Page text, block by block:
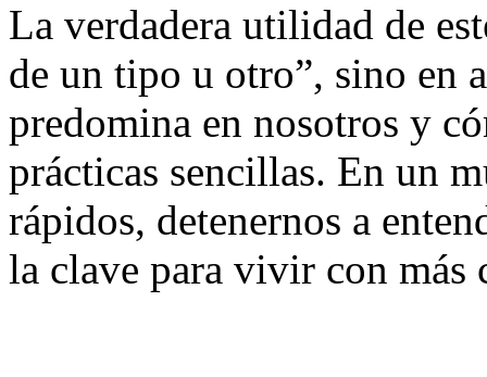
La verdadera utilidad de
de un tipo u otro”, sino en
predomina en nosotros y
prácticas sencillas. En un
rápidos, detenernos a
la clave para vivir con